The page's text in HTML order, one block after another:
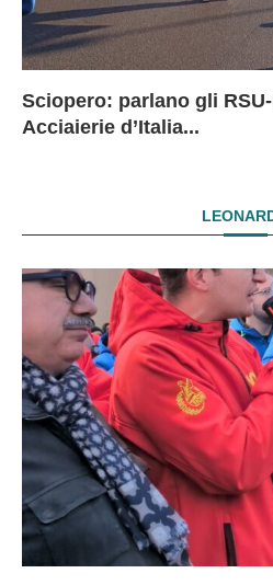
Sciopero: parlano gli
Acciaierie d’Italia...